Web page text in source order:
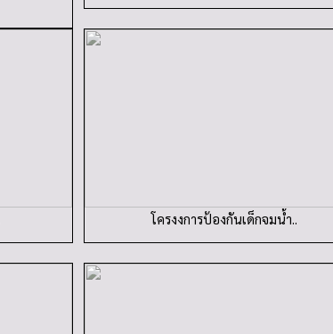
โครงงการป้องกันเด็กจมน้ำ..